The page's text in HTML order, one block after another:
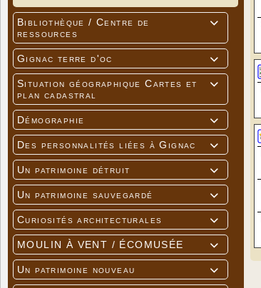

Bibliothèque / Centre de
ressources

Gignac terre d'oc

Situation géographique Cartes et
plan cadastral

Démographie

Des personnalités liées à Gignac

Un patrimoine détruit

Un patrimoine sauvegardé

Curiosités architecturales

MOULIN À VENT / ÉCOMUSÉE

Un patrimoine nouveau